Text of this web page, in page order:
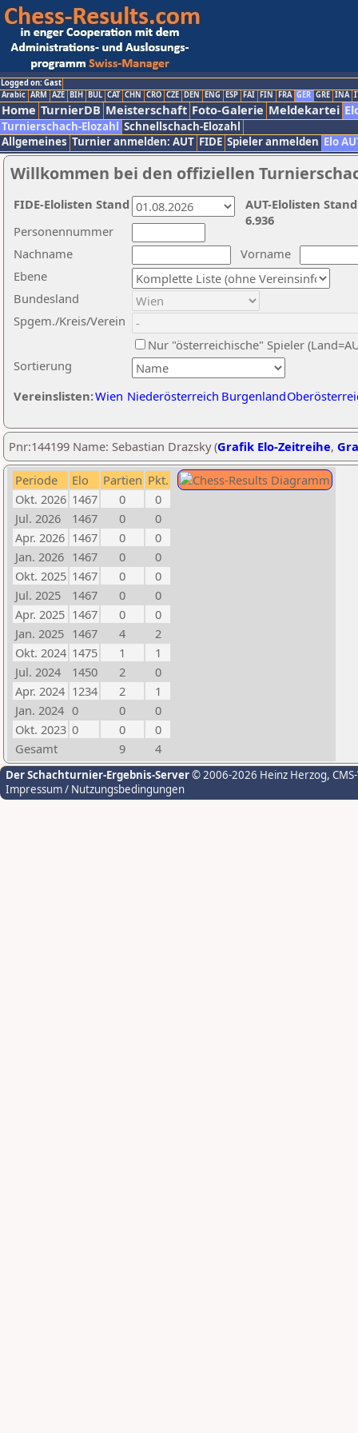
Logged on: Gast
Arabic ARM AZE BIH BUL CAT CHN CRO CZE DEN ENG ESP FAI FIN FRA GER GRE INA
Home TurnierDB Meisterschaft Foto-Galerie Meldekartei
Turnierschach-Elozahl Schnellschach-Elozahl
Allgemeines Turnier anmelden: AUT FIDE Spieler anmelden Elo
Willkommen bei den offiziellen
Nachname
Vorname
Ebene
Sortierung
Personennummer
Bundesland
Spgem./Kreis/Verein
Nur "österreichische" Spieler
Vereinslisten:Wien Niederösterreich Burgenland
AUT-Elolisten
6.936
FIDE-Elolisten Stand
Pnr:144199 Name: Sebastian Drazsky (Grafik Elo-Zeitreihe,
Periode Elo Partien Pkt.
Okt. 2026 1467 0
0
Jul. 2026
1467 0
0
Apr. 2026 1467 0
0
Jan. 2026 1467 0
0
Okt. 2025 1467 0
0
Jul. 2025
1467 0
0
Apr. 2025 1467 0
0
Jan. 2025 1467 4
2
Okt. 2024 1475 1
1
Jul. 2024
1450 2
0
Apr. 2024 1234 2
1
Jan. 2024 0 0
0
Okt. 2023 0 0
0
Gesamt
9 4
Der Schachturnier-Ergebnis-Server© 2006-2026 Heinz Herzog,
Impressum / Nutzungsbedingungen